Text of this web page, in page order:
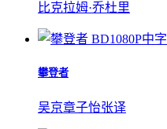
比克拉姆·乔杜里
BD1080P中字
攀登者
吴京章子怡张译